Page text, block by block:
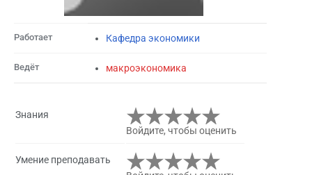
Работает Кафедра экономики
Ведёт макроэкономика
Знания
Войдите, чтобы оценить
Умение преподавать